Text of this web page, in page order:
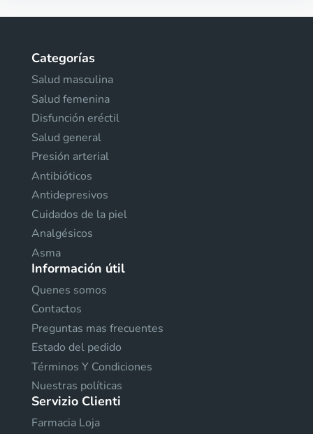
Categorías
Salud masculina
Salud femenina
Disfunción eréctil
Salud general
Presión arterial
Antibióticos
Antidepresivos
Cuidados de la piel
Analgésicos
Asma
Información útil
Quenes somos
Contactos
Preguntas mas frecuentes
Estado del pedido
Términos Y Condiciones
Nuestras políticas
Servizio Clienti
Farmacia Loja